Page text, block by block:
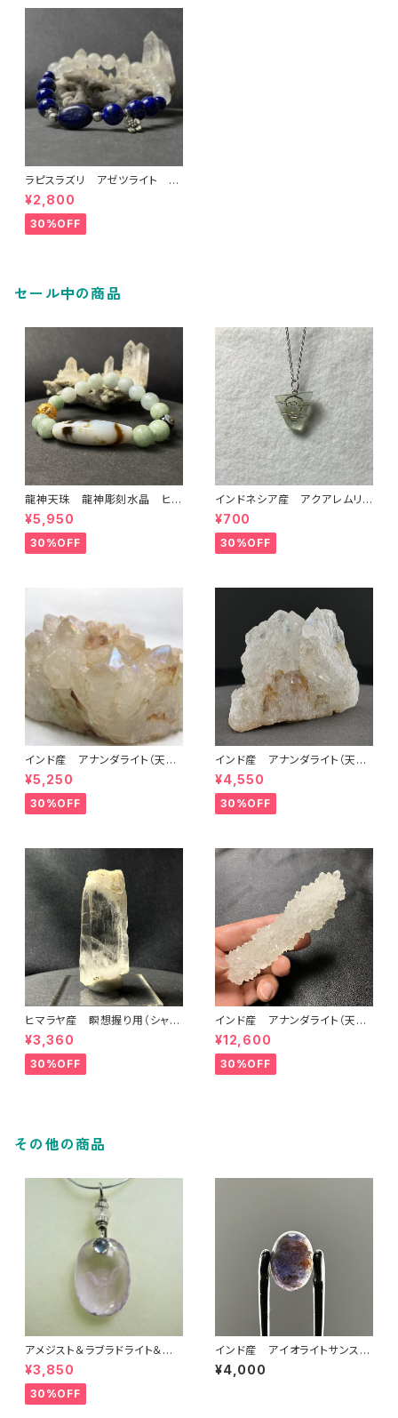
ラピスラズリ アゼツライト シ
ルバーパーツブレス 商品番
号：2410002
¥2,800
30%OFF
セール中の商品
龍神天珠 龍神彫刻水晶 ヒス
イ 陰陽図天眼石 ブレス 商
品番号：2403004
¥5,950
30%OFF
インドネシア産 アクアレムリア
ペンダント 商品番号：2411113
¥700
30%OFF
インド産 アナンダライト（天然
レインボー） 商品番号：17011
¥5,250
30%OFF
インド産 アナンダライト（天然
レインボー） 商品番号：1805
021
¥4,550
30%OFF
ヒマラヤ産 瞑想握り用（シャン
ク）水晶 商品番号：2403009
¥3,360
30%OFF
インド産 アナンダライト（天然
レインボー）ワンド 商品番号：
2405003
¥12,600
30%OFF
その他の商品
アメジスト＆ラブラドライト＆ム
ーンストーンペンダント 商品
番号：1805005
¥3,850
30%OFF
インド産 アイオライトサンスト
ーン・ルース 商品番号：260
01
¥4,000